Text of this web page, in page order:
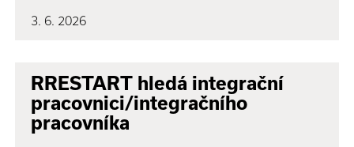
3. 6. 2026
RRESTART hledá integrační
pracovnici/integračního
pracovníka